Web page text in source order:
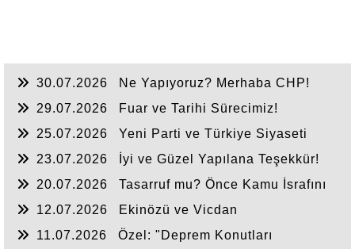
30.07.2026
Ne Yapıyoruz? Merhaba CHP!
29.07.2026
Fuar ve Tarihi Sürecimiz!
25.07.2026
Yeni Parti ve Türkiye Siyaseti
23.07.2026
İyi ve Güzel Yapılana Teşekkür!
20.07.2026
Tasarruf mu? Önce Kamu İsrafını
12.07.2026
Ekinözü ve Vicdan
11.07.2026
Özel: "Deprem Konutları